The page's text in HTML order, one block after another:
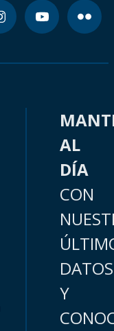
AL
DÍA
CON
DATOS
Y